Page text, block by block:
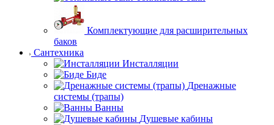
Комплектующие для расширительных
баков
Сантехника
Инсталляции
Биде
Дренажные
системы (трапы)
Ванны
Душевые кабины